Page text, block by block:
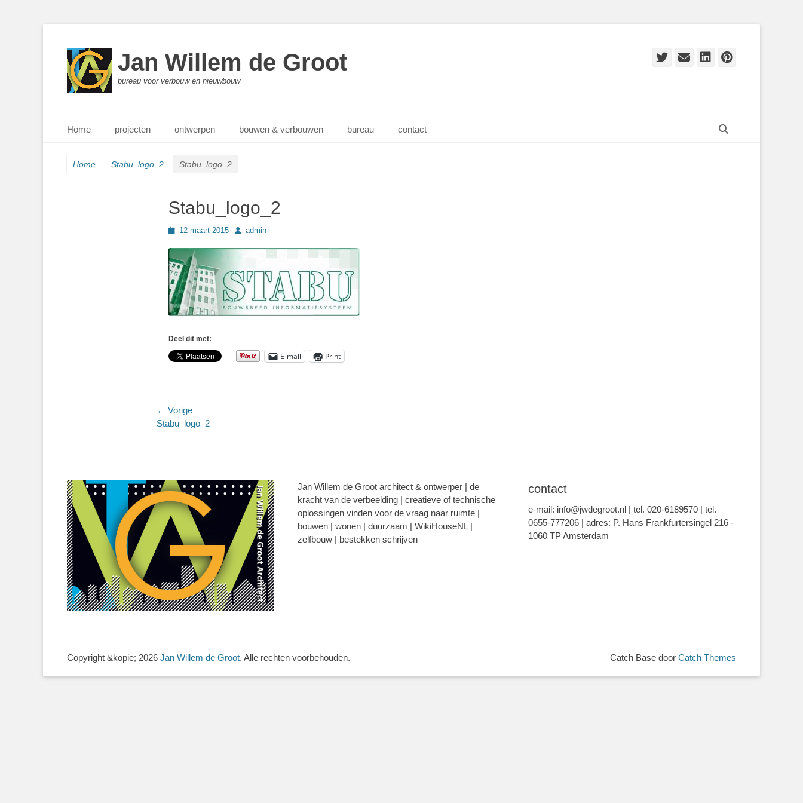
Jan Willem de Groot
bureau voor verbouw en nieuwbouw
Twitter
E-
LinkedIn
Primair menu
naar
inhoud
Home projecten ontwerpen bouwen & verbouwen bureau contact
Home Stabu_logo_2 Stabu_logo_2
Stabu_logo_2
Geplaatst
12 maart 2015 Authoradmin
Deel dit met:
E-mail Print
Bericht
navigatie
← Vorige
Vorig
Stabu_logo_2
Jan Willem de Groot architect & ontwerper | de
kracht van de verbeelding | creatieve of technische
oplossingen vinden voor de vraag naar ruimte |
bouwen | wonen | duurzaam | WikiHouseNL |
zelfbouw | bestekken schrijven
contact
e-mail: info@jwdegroot.nl | tel. 020-6189570 | tel.
0655-777206 | adres: P. Hans Frankfurtersingel 216 -
1060 TP Amsterdam
Copyright &kopie; 2026 Jan Willem de Groot. Alle rechten voorbehouden. Catch Base door Catch Themes